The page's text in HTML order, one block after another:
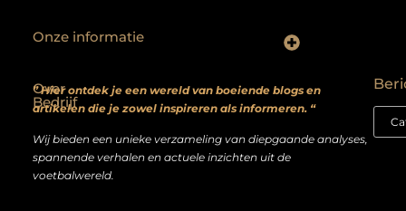
Over
Bedrijf
” Hier ontdek je een wereld van boeiende blogs en
artikelen die je zowel inspireren als informeren. “
Wij bieden een unieke verzameling van diepgaande analyses,
spannende verhalen en actuele inzichten uit de
voetbalwereld.
Onze informatie